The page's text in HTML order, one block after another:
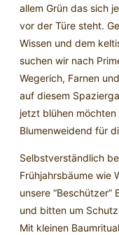
allem Grün das sich
vor der Türe steht.
Wissen und dem
suchen wir nach
Wegerich, Farnen
auf diesem
jetzt blühen
Blumenweidend für
Selbstverständlich
Frühjahrsbäume wie
unsere “Beschützer”
und bitten um
Mit kleinen